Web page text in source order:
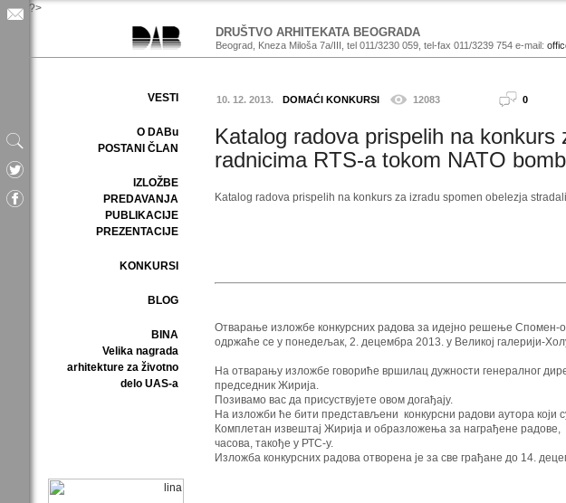
?>
DRUŠTVO ARHITEKATA BEOGRADA
Beograd, Kneza Miloša 7a/III, tel 011/3230 059, tel-fax 011/3239 754 e-mail:
10. 12. 2013. DOMAĆI KONKURSI 12083 0
Katalog radova prispelih na
radnicima RTS-a tokom NATO
Katalog radova prispelih na konkurs za izradu spomen obelezja
Отварање изложбе конкурсних радова за идејно решење
одржаће се у понедељак, 2. децембра 2013. у Великој галерији-
На отварању изложбе говориће вршилац дужности генералног
председник Жирија.
Позивамо вас да присуствујете овом догађају.
На изложби ће бити представљени конкурсни радови аутора
Комплетан извештај Жирија и образложења за награђене радове,
часова, такође у РТС-у.
Изложба конкурсних радова отворена је за све грађане до 14.
VESTI
O DABu
POSTANI ČLAN
IZLOŽBE
PREDAVANJA
PUBLIKACIJE
PREZENTACIJE
KONKURSI
BLOG
BINA
Velika nagrada
arhitekture za životno
delo UAS-a